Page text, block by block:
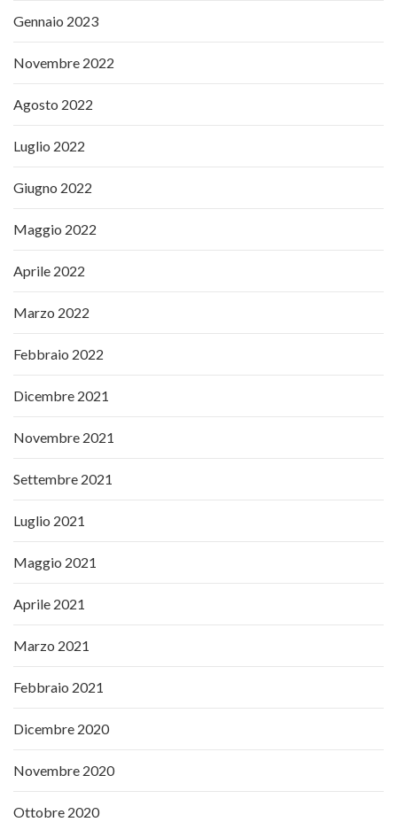
Gennaio 2023
Novembre 2022
Agosto 2022
Luglio 2022
Giugno 2022
Maggio 2022
Aprile 2022
Marzo 2022
Febbraio 2022
Dicembre 2021
Novembre 2021
Settembre 2021
Luglio 2021
Maggio 2021
Aprile 2021
Marzo 2021
Febbraio 2021
Dicembre 2020
Novembre 2020
Ottobre 2020